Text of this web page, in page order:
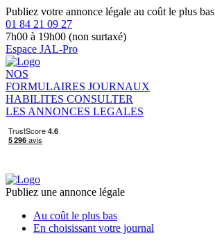
Publiez votre annonce légale au coût le plus bas
01 84 21 09 27
7h00 à 19h00 (non surtaxé)
Espace JAL-Pro
NOS
FORMULAIRES JOURNAUX
HABILITES CONSULTER
LES ANNONCES LEGALES
Publiez une annonce légale
Au coût le plus bas
En choisissant votre journal